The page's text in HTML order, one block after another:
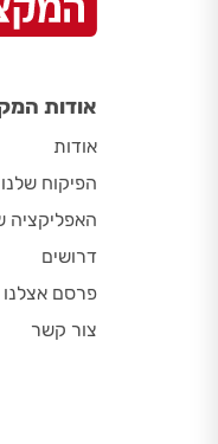
אודות
אודות
הפיקוח שלנו
האפליקציה
דרושים
פרסם אצלנו
צור קשר